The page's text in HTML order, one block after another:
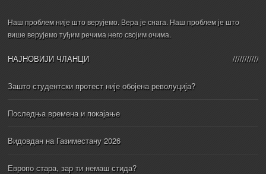
Наш проблем није што верујемо. Вера је снага. Наш проблем је што
више верујемо туђим речима него својим очима.
НАЈНОВИЈИ ЧЛАНЦИ
Зашто студентски протест није обојена револуција?
Последња времена и покајање
Видовдан на Газиместану 2026
Европо стара, зар ти немаш стида?